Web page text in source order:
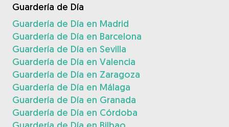
Guardería de Día
Guardería de Día en Madrid
Guardería de Día en Barcelona
Guardería de Día en Sevilla
Guardería de Día en Valencia
Guardería de Día en Zaragoza
Guardería de Día en Málaga
Guardería de Día en Granada
Guardería de Día en Córdoba